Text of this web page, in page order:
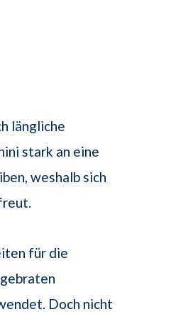
längliche
stark an eine
weshalb sich
für die
Doch nicht